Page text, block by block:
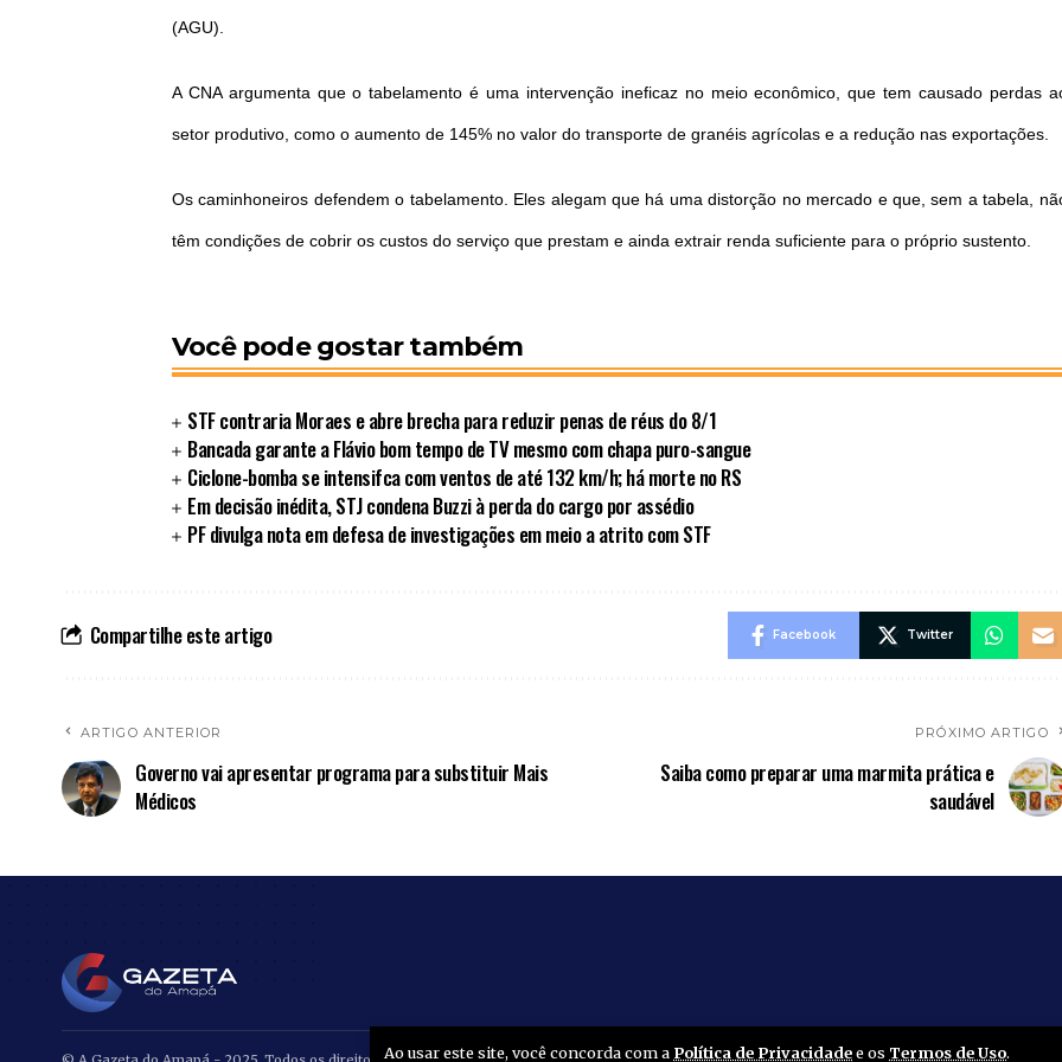
Ao usar este site, você concorda com a Política de Privacidadee os Termos de Uso.
(AGU).
A CNA argumenta que o tabelamento é uma intervenção ineficaz no meio econômico, que tem causado perdas
setor produtivo, como o aumento de 145% no valor do transporte de granéis agrícolas e a redução nas exportações.
Os caminhoneiros defendem o tabelamento. Eles alegam que há uma distorção no mercado e que, sem a tabela,
têm condições de cobrir os custos do serviço que prestam e ainda extrair renda suficiente para o próprio sustento.
Você pode gostar também
STF contraria Moraes e abre brecha para reduzir penas de réus do 8/1
Bancada garante a Flávio bom tempo de TV mesmo com chapa puro-sangue
Ciclone-bomba se intensifca com ventos de até 132 km/h; há morte no RS
Em decisão inédita, STJ condena Buzzi à perda do cargo por assédio
PF divulga nota em defesa de investigações em meio a atrito com STF
Compartilhe este artigo Facebook Twitter
ARTIGO ANTERIOR
Governo vai apresentar programa para substituir Mais
Médicos
PRÓXIMO ARTIGO
Saiba como preparar uma marmita prática e
saudável